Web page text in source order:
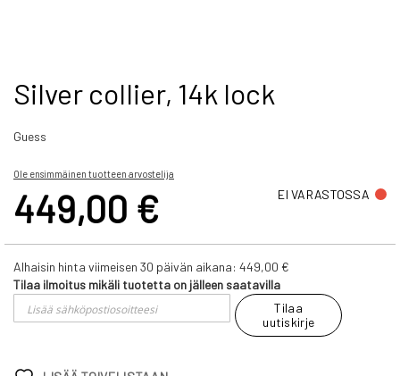
Skip
to
beginning
the
gallery
Silver collier, 14k lock
Guess
Ole ensimmäinen tuotteen arvostelija
449,00 € EI VARASTOSSA
Alhaisin hinta viimeisen 30 päivän aikana: 449,00 €
Tilaa ilmoitus mikäli tuotetta on jälleen saatavilla
Tilaa
uutiskirje